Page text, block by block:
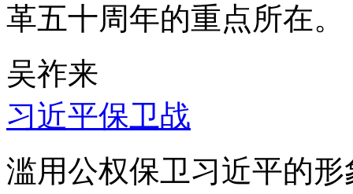
革五十周年的重点所在。
吴祚来
习近平保卫战
滥用公权保卫习近平的